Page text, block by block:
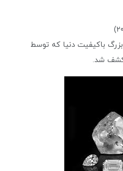
باکیفیت دنیا که توسط